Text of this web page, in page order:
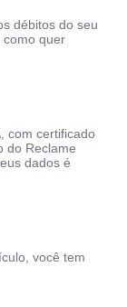
débitos do seu
como quer
com certificado
do Reclame
dados é
você tem